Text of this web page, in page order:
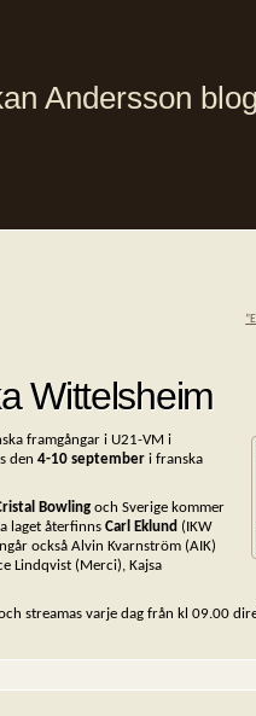
Andersson
Wittelsheim
framgångar i U21-VM i
den 4-10 septemberi franska
Bowlingoch Sverige kommer
laget återfinnsCarl Eklund (IKW
också Alvin Kvarnström (AIK)
Lindqvist (Merci), Kajsa
streamas varje dag från kl 09.00